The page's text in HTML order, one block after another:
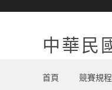
中華民
首頁 競賽規程